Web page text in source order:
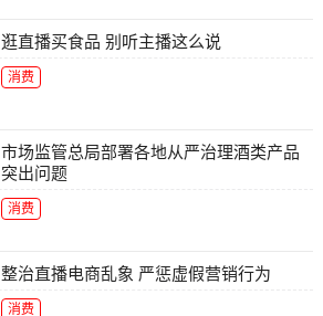
逛直播买食品 别听主播这么说
消费
市场监管总局部署各地从严治理酒类产品
突出问题
消费
整治直播电商乱象 严惩虚假营销行为
消费